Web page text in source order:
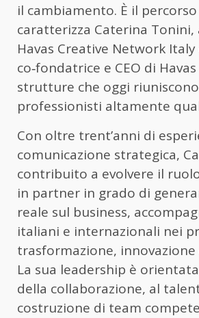
il cambiamento. È il
caratterizza Caterina Tonini,
Havas Creative Network Italy
co‑fondatrice e CEO di
strutture che oggi
professionisti altamente
Con oltre trent’anni di
comunicazione strategica,
contribuito a evolvere il
in partner in grado di
reale sul business,
italiani e internazionali nei
trasformazione,
La sua leadership è
della collaborazione, al
costruzione di team